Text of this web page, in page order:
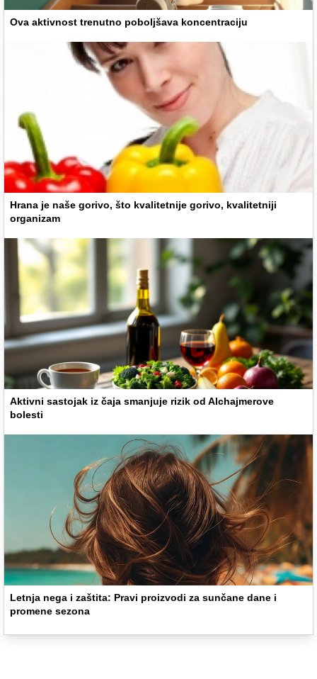
Ova aktivnost trenutno poboljšava koncentraciju
Hrana je naše gorivo, što kvalitetnije gorivo, kvalitetniji
organizam
Aktivni sastojak iz čaja smanjuje rizik od Alchajmerove
bolesti
Letnja nega i zaštita: Pravi proizvodi za sunčane dane i
promene sezona